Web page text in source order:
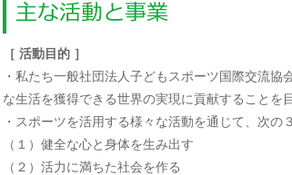
［ 活動目的 ］
・私たち一般社団法人子どもスポーツ国際交流
な生活を獲得できる世界の実現に貢献することを
・スポーツを活用する様々な活動を通じて、次の
（１）健全な心と身体を生み出す
（２）活力に満ちた社会を作る